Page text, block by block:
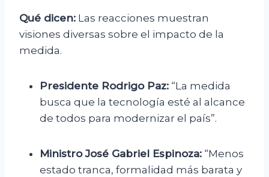
Qué dicen: Las reacciones muestran
visiones diversas sobre el impacto de la
medida.
Presidente Rodrigo Paz: “La medida
busca que la tecnología esté al alcance
de todos para modernizar el país”.
Ministro José Gabriel Espinoza: “Menos
estado tranca, formalidad más barata y